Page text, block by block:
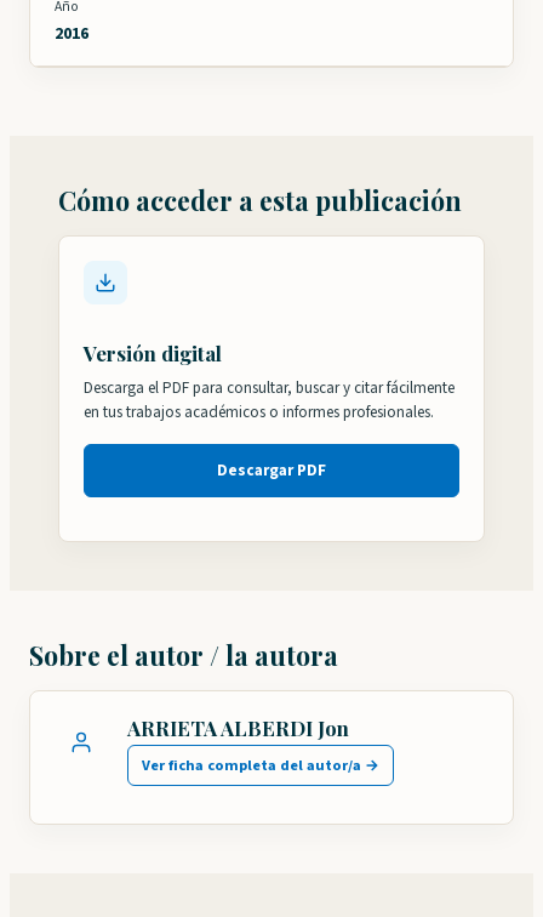
Año
2016
Cómo acceder a esta publicación
Versión digital
Descarga el PDF para consultar, buscar y citar fácilmente
en tus trabajos académicos o informes profesionales.
Descargar PDF
Sobre el autor / la autora
ARRIETA ALBERDI Jon
Ver ficha completa del autor/a →